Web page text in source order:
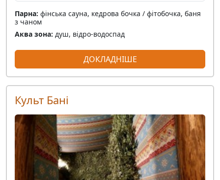
Парна: фінська сауна, кедрова бочка / фітобочка, баня
з чаном
Аква зона: душ, відро-водоспад
ДОКЛАДНІШЕ
Культ Бані